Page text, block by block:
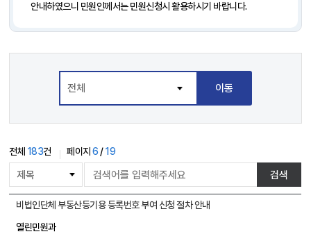
안내하였으니 민원인께서는 민원신청시 활용하시기 바랍니다.
이동
전체 183건 페이지6/19
물
검색
비법인단체 부동산등기용 등록번호 부여 신청 절차 안내
열린민원과